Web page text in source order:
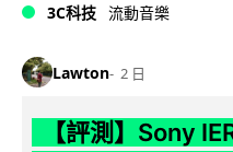
3C科技 流動音樂
Lawton 2 日
【評測】Sony